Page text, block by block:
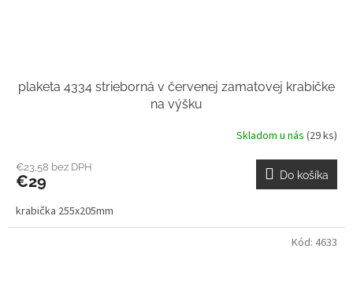
plaketa 4334 strieborná v červenej zamatovej krabičke
na výšku
Skladom u nás (29 ks)
€23,58 bez DPH
€29 Do košíka
krabička 255x205mm
Kód: 4633